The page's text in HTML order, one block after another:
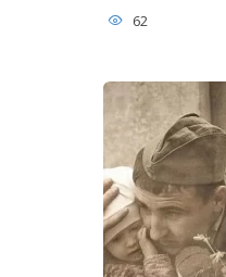
62